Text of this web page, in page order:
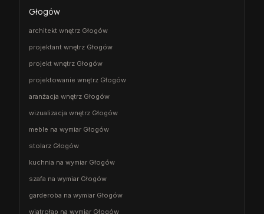
Głogów
architekt wnętrz Głogów
projektant wnętrz Głogów
projekt wnętrz Głogów
projektowanie wnętrz Głogów
aranżacja wnętrz Głogów
wizualizacja wnętrz Głogów
meble na wymiar Głogów
stolarz Głogów
kuchnia na wymiar Głogów
szafa na wymiar Głogów
garderoba na wymiar Głogów
wiatrołap na wymiar Głogów